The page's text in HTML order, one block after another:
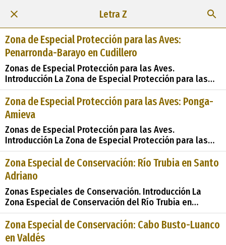
Letra Z
Zona de Especial Protección para las Aves:
Penarronda-Barayo en Cudillero
Zonas de Especial Protección para las Aves.
Introducción La Zona de Especial Protección para las
Aves (ZEPA) de Penarronda-Barayo en Cudillero,
declarada en 2003, constituye un valioso enclave en la
costa occidental de Asturias, reconocido por su
excepcional biodiversidad y su importancia como
hábitat para aves migratorias y ma
Zona de Especial Protección para las Aves: Ponga-
Amieva
Zonas de Especial Protección para las Aves.
Introducción La Zona de Especial Protección para las
Aves (ZEPA) de Ponga-Amieva, declarada en 2003,
abarca una extensión de 28,100 hectáreas en los
municipios de Amieva y Ponga, situados en Asturias,
España. Este enclave se distingue por su rica
diversidad de hábitats
Zona Especial de Conservación: Río Trubia en Santo
Adriano
Zonas Especiales de Conservación. Introducción La
Zona Especial de Conservación del Río Trubia en
Proaza, junto con su declaración como
&#38;&#38;#35;34;Lugares de Importancia
Comunitaria&#38;&#38;#35;34; en 2004 y posterior
Zona Especial de Conservación: Cabo Busto-Luanco
en Valdés